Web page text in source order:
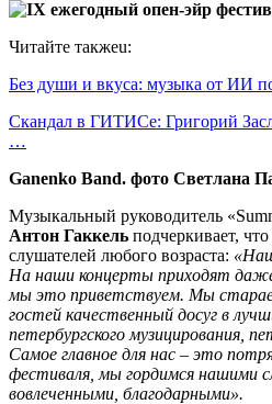
Читайте такжеu:
Без души и вкуса: музыка от ИИ
Скандал в ГИТИСе: Григорий
…
Ganenko Band. фото Светлана
Музыкальный руководитель
Антон Гаккель подчеркивает,
слушателей любого возраста:
На наши концерты приходят
мы это приветствуем. Мы
гостей качественный досуг в
петербургского музицирования,
Самое главное для нас – это
фестиваля, мы гордимся нашими
вовлеченными, благодарными».